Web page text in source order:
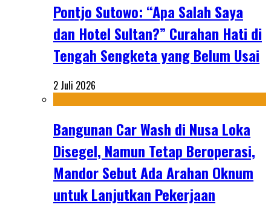
Pontjo Sutowo: “Apa Salah Saya
dan Hotel Sultan?” Curahan Hati di
Tengah Sengketa yang Belum Usai
2 Juli 2026
Bangunan Car Wash di Nusa Loka
Disegel, Namun Tetap Beroperasi,
Mandor Sebut Ada Arahan Oknum
untuk Lanjutkan Pekerjaan